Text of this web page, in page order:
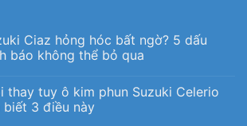
Ciaz hỏng hóc bất ngờ? 5 dấu
báo không thể bỏ qua
thay tuy ô kim phun Suzuki Celerio
biết 3 điều này